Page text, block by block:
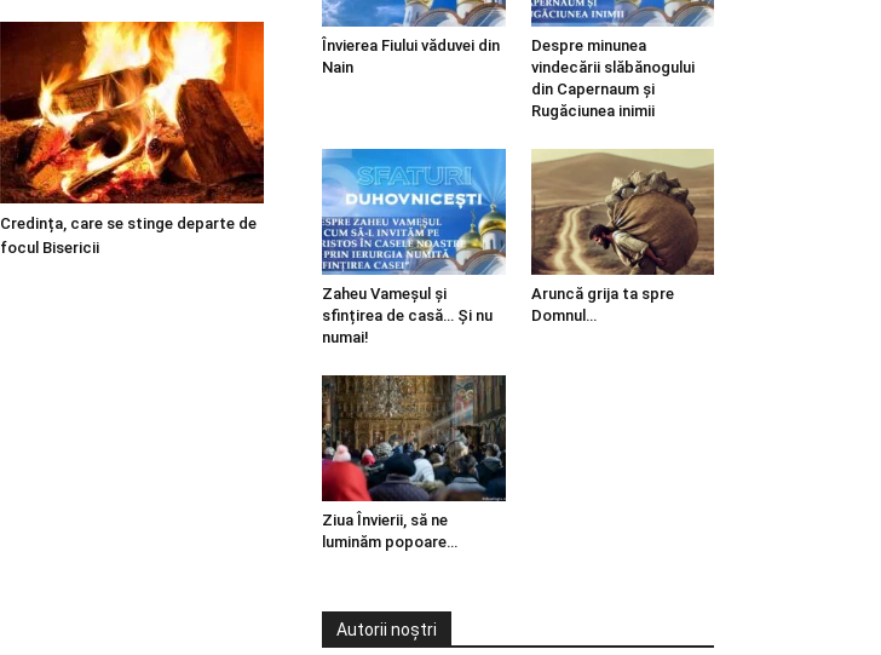
Credința, care se stinge departe de
focul Bisericii
Învierea Fiului văduvei din
Nain
Despre minunea
vindecării slăbănogului
din Capernaum și
Rugăciunea inimii
Zaheu Vameșul și
sfințirea de casă… Și nu
numai!
Aruncă grija ta spre
Domnul…
Ziua Învierii, să ne
luminăm popoare…
Autorii noștri